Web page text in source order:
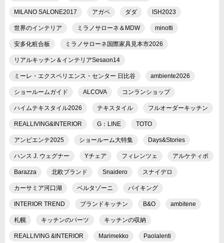
MILANO SALONE2017 アガペ ダダ ISH2023
世界のインテリア ミラノサローネ＆MDW minotti
安多化粧合板 ミラノサローネ国際家具見本市2026
リアルキッチン＆インテリアSesaon14
ミーレ・エクスペリエンス・センター 日比谷 ambiente2026
ショールームガイド ALCOVA コンランショップ
ハイムテキスタイル2026 テキスタイル フルオーダーキッチン
REALLIVING&INTERIOR G：LINE TOTO
アンビエンテ2025 ショールーム大特集 Days&Stories
ハンス J. ウェグナー Yチェア フィレンツェ アルケティポ
Barazza 北欧ブランド Snaidero スナイデロ
カーサミア河口湖 ベルタゾーニ バイキング
INTERIOR TREND ブランドキッチン B&O ambitene
札幌 キッチンのパーツ キッチンの収納
REALLIVING &INTERIOR Marimekko Paolalenti